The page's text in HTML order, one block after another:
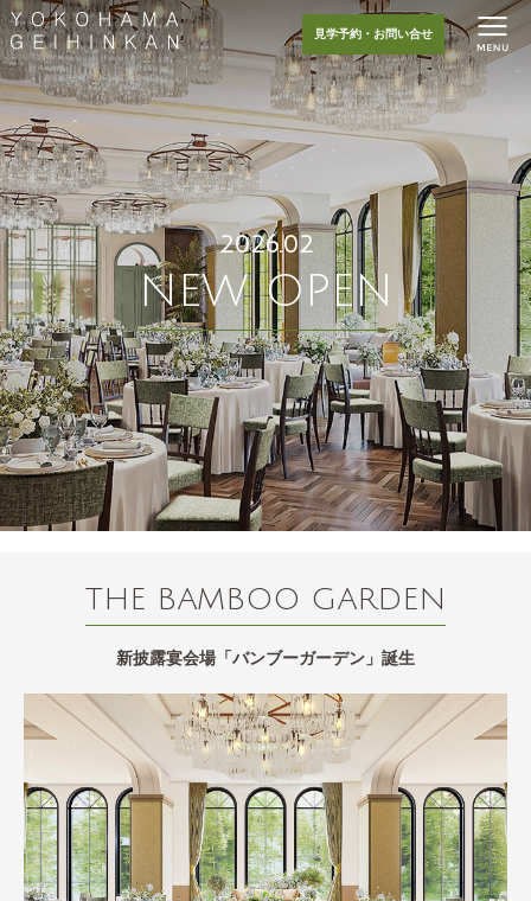
2026.02
NEW OPEN
見学予約・お問い合せ
THE BAMBOO GARDEN
新披露宴会場「バンブーガーデン」誕生